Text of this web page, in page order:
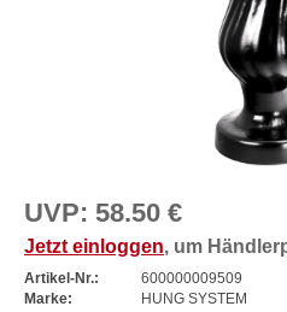
UVP: 58.50 €
Jetzt einloggen, um
Artikel-Nr.:
600000009509
Marke:
HUNG SYSTEM